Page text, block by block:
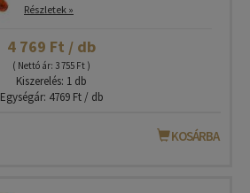
Részletek »
4 769 Ft / db
( Nettó ár: 3 755 Ft )
Kiszerelés: 1 db
Egységár: 4769 Ft / db
KOSÁRBA